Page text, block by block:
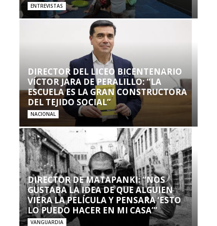
ENTREVISTAS
DIRECTOR DEL LICEO BICENTENARIO
VÍCTOR JARA DE PERALILLO: “LA
ESCUELA ES LA GRAN CONSTRUCTORA
DEL TEJIDO SOCIAL”
NACIONAL
DIRECTOR DE MATAPANKI: “NOS
GUSTABA LA IDEA DE QUE ALGUIEN
VIERA LA PELÍCULA Y PENSARA ‘ESTO
LO PUEDO HACER EN MI CASA’”
VANGUARDIA